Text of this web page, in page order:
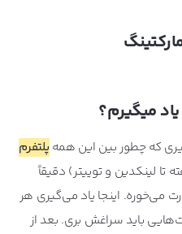
میگیرم؟
که چطور بین این همه پلتفرم
تا لینکدین و توییتر) دقیقاً
می‌خوره. اینجا یاد می‌گیری هر
باید سراغش بری. بعد از